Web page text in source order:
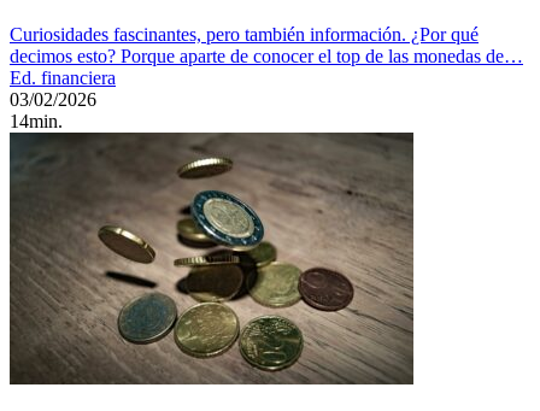
Curiosidades fascinantes, pero también información. ¿Por qué
decimos esto? Porque aparte de conocer el top de las monedas de…
Ed. financiera
03/02/2026
14min.